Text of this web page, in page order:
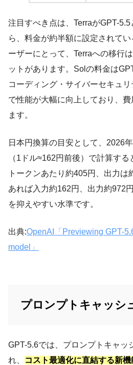
注目すべき点は、TerraがGPT-
ら、料金が約半額に設定されて
ーザーにとって、Terraへの移行
ットがあります。Solの料金は
コーディング・サイバーセキュ
で性能が大幅に向上しており、
ます。
日本円換算の目安として、2026
（1ドル≈162円前後）で計算す
トークンあたり約405円、出力
あれば入力約162円、出力約972
を抑えやすい水準です。
出典:OpenAI「Previewing GPT-
model」
プロンプトキャッシ
GPT-5.6では、プロンプトキャッ
れ、
コスト最適化に直結する新機